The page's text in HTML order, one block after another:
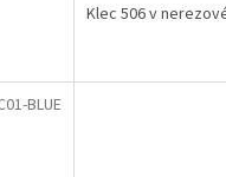
Klec 506 v
BLUE